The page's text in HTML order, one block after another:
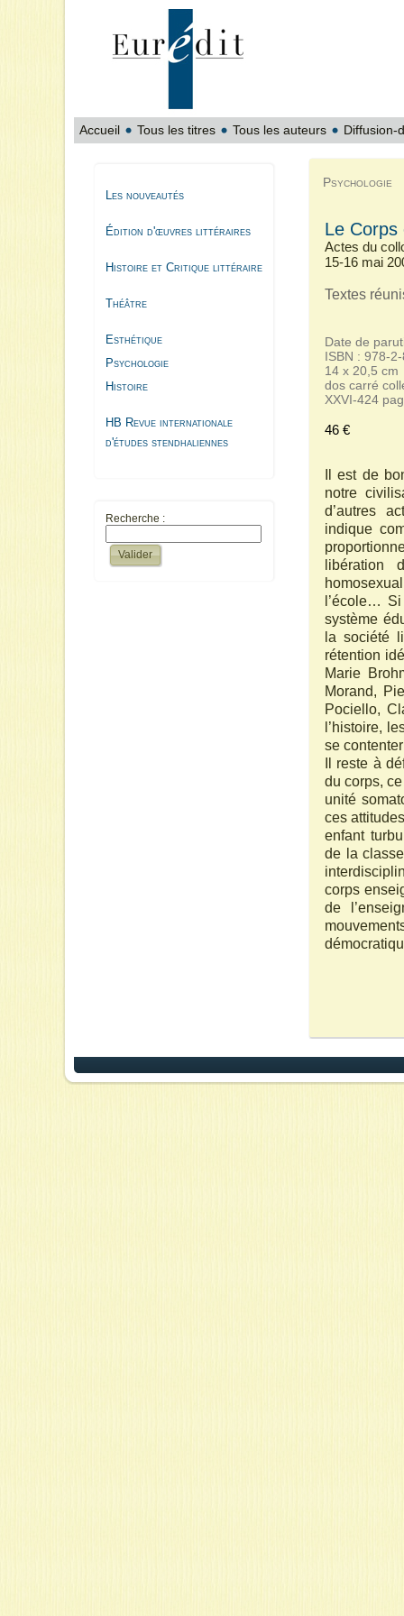
Accueil Tous les titres Tous les auteurs Diffusion-
Les nouveautés
Édition d'œuvres littéraires
Histoire et Critique littéraire
Théâtre
Esthétique
Psychologie
Histoire
HB Revue internationale
d'études stendhaliennes
Recherche :
Psychologie
Le Corps
Actes du
15-16 mai
Textes
Date de
ISBN : 978-
14 x 20,5 cm
dos carré
XXVI-424
46 €
Il est de
notre
d’autres
indique
libération
l’école…
système
la société
rétention
Marie
Morand,
Pociello,
l’histoire,
se
Il reste à
du corps,
unité
ces
enfant
de la
corps
de